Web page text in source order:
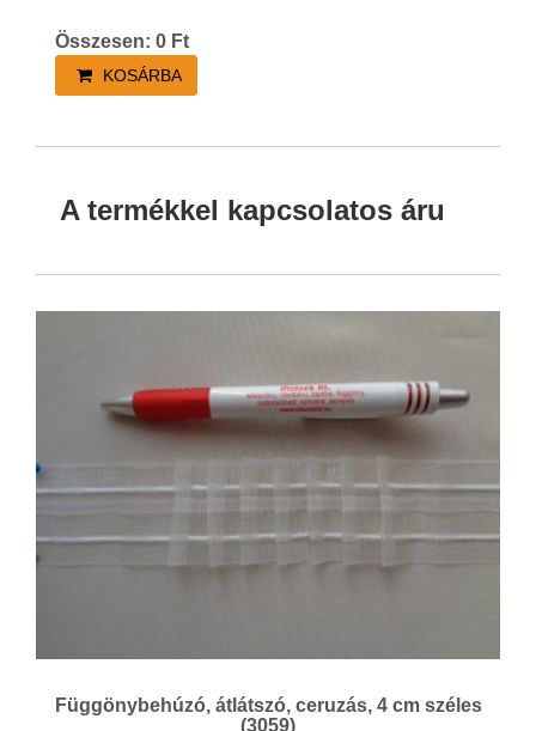
Összesen: 0 Ft
KOSÁRBA
A termékkel kapcsolatos áru
Függönybehúzó, átlátszó, ceruzás, 4 cm széles
(3059)